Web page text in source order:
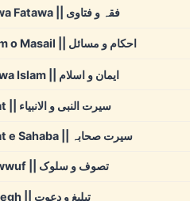
Fiqh wa Fatawa || فقہ و فتاوی
Ahkam o Masail || احکام و مسائل
Iman wa Islam || ایمان و اسلام
Seerat || سیرت النبی و الانبیاء
Seerat e Sahaba || سیرت صحابہ
Tasawwuf || تصوف و سلوک
Tableegh || تبلیغ و دعوت